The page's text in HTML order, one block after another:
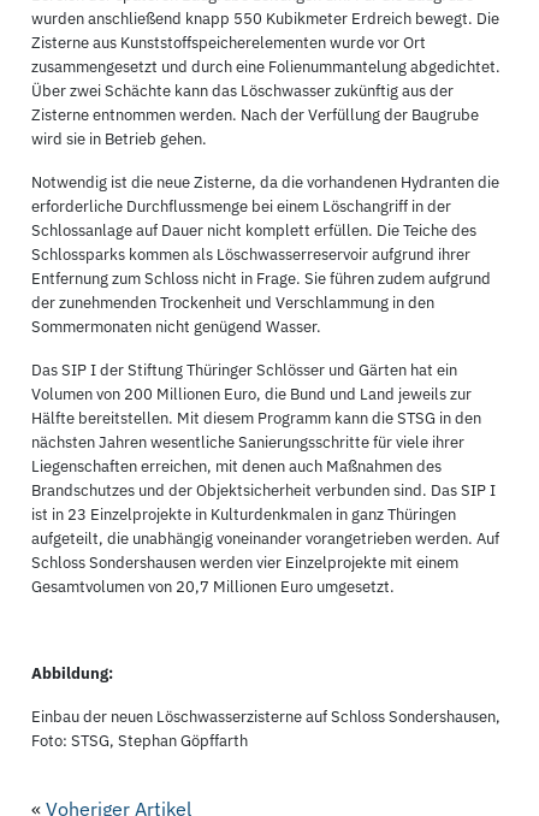
wurden anschließend knapp 550 Kubikmeter Erdreich bewegt. Die
Zisterne aus Kunststoffspeicherelementen wurde vor Ort
zusammengesetzt und durch eine Folienummantelung abgedichtet.
Über zwei Schächte kann das Löschwasser zukünftig aus der
Zisterne entnommen werden. Nach der Verfüllung der Baugrube
wird sie in Betrieb gehen.
Notwendig ist die neue Zisterne, da die vorhandenen Hydranten die
erforderliche Durchflussmenge bei einem Löschangriff in der
Schlossanlage auf Dauer nicht komplett erfüllen. Die Teiche des
Schlossparks kommen als Löschwasserreservoir aufgrund ihrer
Entfernung zum Schloss nicht in Frage. Sie führen zudem aufgrund
der zunehmenden Trockenheit und Verschlammung in den
Sommermonaten nicht genügend Wasser.
Das SIP I der Stiftung Thüringer Schlösser und Gärten hat ein
Volumen von 200 Millionen Euro, die Bund und Land jeweils zur
Hälfte bereitstellen. Mit diesem Programm kann die STSG in den
nächsten Jahren wesentliche Sanierungsschritte für viele ihrer
Liegenschaften erreichen, mit denen auch Maßnahmen des
Brandschutzes und der Objektsicherheit verbunden sind. Das SIP I
ist in 23 Einzelprojekte in Kulturdenkmalen in ganz Thüringen
aufgeteilt, die unabhängig voneinander vorangetrieben werden. Auf
Schloss Sondershausen werden vier Einzelprojekte mit einem
Gesamtvolumen von 20,7 Millionen Euro umgesetzt.
Abbildung:
Einbau der neuen Löschwasserzisterne auf Schloss Sondershausen,
Foto: STSG, Stephan Göpffarth
«Voheriger Artikel